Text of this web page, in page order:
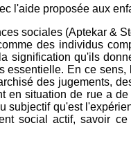
l'aide proposée aux
sociales (Aptekar &
des individus
signification qu'ils
En ce
des jugements,
en situation de rue a
subjectif qu'est
social actif, savoir